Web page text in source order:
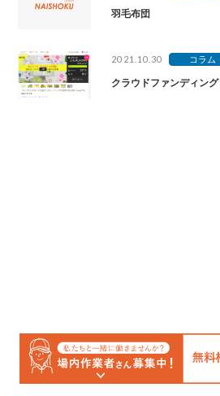
羽毛布団
2021.10.30 コラム
クラウドファンディング